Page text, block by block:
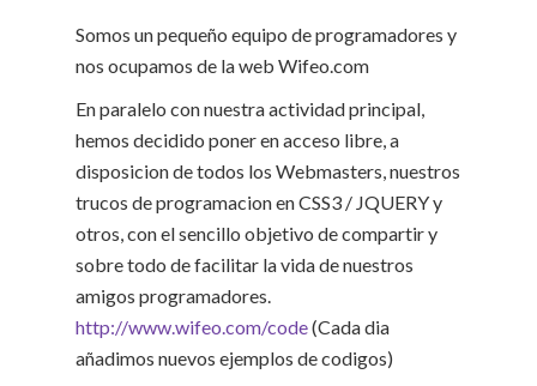
Somos un pequeño equipo de programadores y
nos ocupamos de la web Wifeo.com
En paralelo con nuestra actividad principal,
hemos decidido poner en acceso libre, a
disposicion de todos los Webmasters, nuestros
trucos de programacion en CSS3 / JQUERY y
otros, con el sencillo objetivo de compartir y
sobre todo de facilitar la vida de nuestros
amigos programadores.
http://www.wifeo.com/code(Cada dia
añadimos nuevos ejemplos de codigos)